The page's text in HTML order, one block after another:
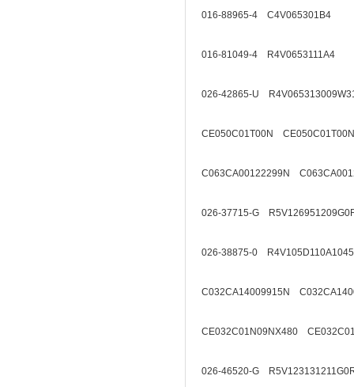
016-88965-4 C4V065301B4
016-81049-4 R4V0653111A4
026-42865-U
CE050C01T00N
C063CA00122299N
026-37715-G
026-38875-0 R4V105D110A1045
C032CA14009915N
CE032C01N09NX480
026-46520-G